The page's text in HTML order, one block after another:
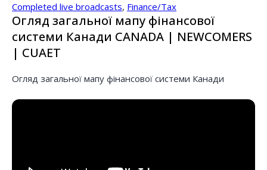
Completed live broadcasts, Finance/Tax
Огляд загальної мапу фінансової
системи Канади CANADA | NEWCOMERS
| CUAET
Огляд загальної мапу фінансової системи Канади